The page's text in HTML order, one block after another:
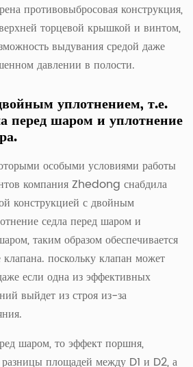
противовыбросовая конструкция,
торцевой крышкой и винтом,
выдувания средой даже
давлении в полости.
уплотнением, т.е.
перед шаром и уплотнение
особыми условиями работы
компания Zhedong снабдила
конструкцией с двойным
седла перед шаром и
таким образом обеспечивается
поскольку клапан может
если одна из эффективных
выйдет из строя из-за
шаром, то эффект поршня,
площадей между D1 и D2, а